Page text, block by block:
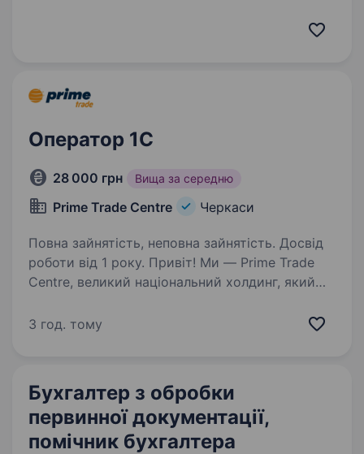
на транспортній логістиці у США. Ми шукаємо
Оператор 1C
28 000 грн Вища за середню
Prime Trade Centre Черкаси
Повна зайнятість, неповна зайнятість. Досвід
роботи від 1 року. Привіт! Ми — Prime Trade
Centre, великий національний холдинг, який
FMCG в Україні. Наша команда об'єднує 14
3 год. тому
Бухгалтер з обробки
первинної документації,
помічник бухгалтера